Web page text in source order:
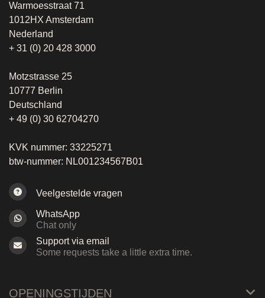
Warmoesstraat 71
1012HX Amsterdam
Nederland
+ 31 (0) 20 428 3000
Motzstrasse 25
10777 Berlin
Deutschland
+ 49 (0) 30 62704270
KVK nummer: 33225271
btw-nummer: NL001234567B01
Veelgestelde vragen
WhatsApp
Chat only
Support via email
Some requests take a little extra time.
OPENINGSTIJDEN